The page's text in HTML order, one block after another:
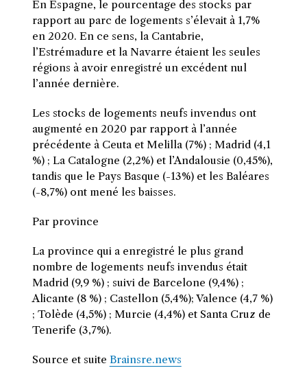
En Espagne, le pourcentage des stocks par
rapport au parc de logements s’élevait à 1,7%
en 2020. En ce sens, la Cantabrie,
l’Estrémadure et la Navarre étaient les seules
régions à avoir enregistré un excédent nul
l’année dernière.
Les stocks de logements neufs invendus ont
augmenté en 2020 par rapport à l’année
précédente à Ceuta et Melilla (7%) ; Madrid (4,1
%) ; La Catalogne (2,2%) et l’Andalousie (0,45%),
tandis que le Pays Basque (-13%) et les Baléares
(-8,7%) ont mené les baisses.
Par province
La province qui a enregistré le plus grand
nombre de logements neufs invendus était
Madrid (9,9 %) ; suivi de Barcelone (9,4%) ;
Alicante (8 %) ; Castellon (5,4%); Valence (4,7 %)
; Tolède (4,5%) ; Murcie (4,4%) et Santa Cruz de
Tenerife (3,7%).
Source et suite Brainsre.news